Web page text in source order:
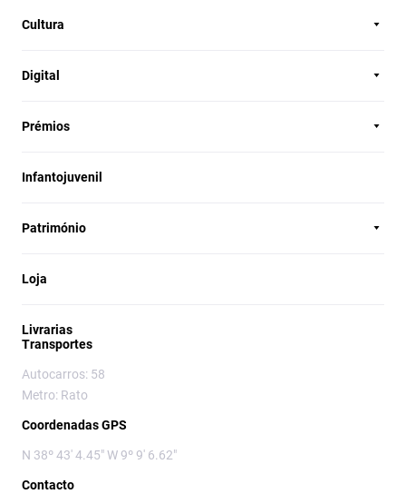
Cultura
Digital
Prémios
Infantojuvenil
Património
Loja
Livrarias
Transportes
Autocarros: 58
Metro: Rato
Coordenadas GPS
N 38º 43' 4.45" W 9º 9' 6.62"
Contacto